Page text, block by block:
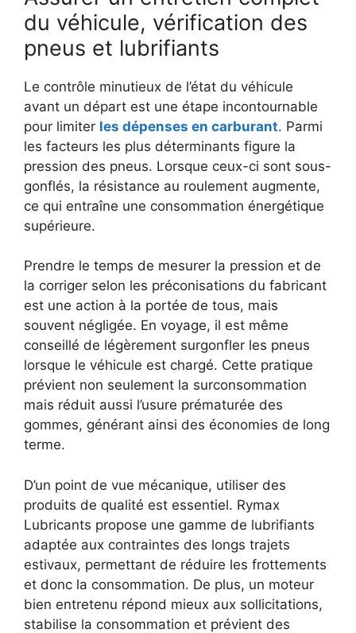
du véhicule, vérification des
pneus et lubrifiants
Le contrôle minutieux de l’état du véhicule
avant un départ est une étape incontournable
pour limiter les dépenses en carburant. Parmi
les facteurs les plus déterminants figure la
pression des pneus. Lorsque ceux-ci sont sous-
gonflés, la résistance au roulement augmente,
ce qui entraîne une consommation énergétique
supérieure.
Prendre le temps de mesurer la pression et de
la corriger selon les préconisations du fabricant
est une action à la portée de tous, mais
souvent négligée. En voyage, il est même
conseillé de légèrement surgonfler les pneus
lorsque le véhicule est chargé. Cette pratique
prévient non seulement la surconsommation
mais réduit aussi l’usure prématurée des
gommes, générant ainsi des économies de long
terme.
D’un point de vue mécanique, utiliser des
produits de qualité est essentiel. Rymax
Lubricants propose une gamme de lubrifiants
adaptée aux contraintes des longs trajets
estivaux, permettant de réduire les frottements
et donc la consommation. De plus, un moteur
bien entretenu répond mieux aux sollicitations,
stabilise la consommation et prévient des